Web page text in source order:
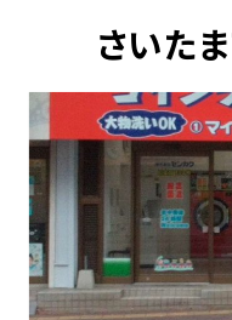
さいた